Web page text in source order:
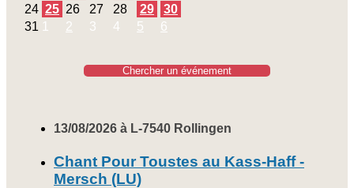
24 25 26 27 28 29
30
31 1 2 3 4 5 6
Chercher un événement
13/08/2026 à L-7540 Rollingen
Chant Pour Toustes au Kass-Haff -
Mersch (LU)